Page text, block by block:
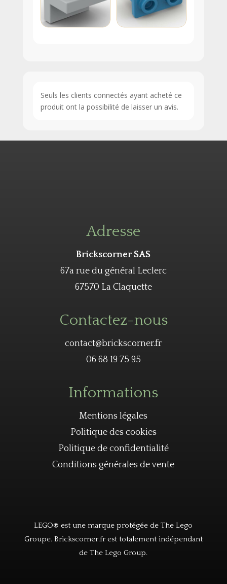
Seuls les clients connectés ayant acheté ce
produit ont la possibilité de laisser un avis.
Adresse
Brickscorner SAS
67a rue du général Leclerc
67570 La Claquette
Contactez-nous
contact@brickscorner.fr
06 68 19 75 95
Informations
Mentions légales
Politique des cookies
Politique de confidentialité
Conditions générales de vente
LEGO® est une marque protégée de The Lego
Groupe. Brickscorner.fr est totalement indépendant
de The Lego Group.